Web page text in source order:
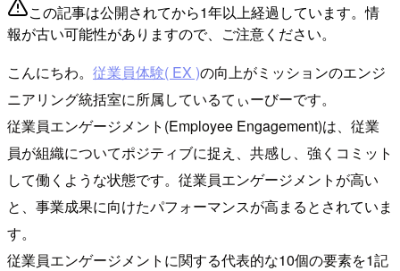
この記事は公開されてから1年以上経過しています。情
報が古い可能性がありますので、ご注意ください。
こんにちわ。 従業員体験( EX )の向上がミッションのエンジ
ニアリング統括室に所属しているてぃーびーです。
従業員エンゲージメント(Employee Engagement)は、従業
員が組織についてポジティブに捉え、共感し、強くコミット
して働くような状態です。従業員エンゲージメントが高い
と、事業成果に向けたパフォーマンスが高まるとされていま
す。
従業員エンゲージメントに関する代表的な10個の要素を1記